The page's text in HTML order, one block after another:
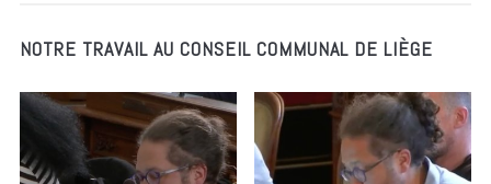
NOTRE TRAVAIL AU CONSEIL COMMUNAL DE LIÈGE